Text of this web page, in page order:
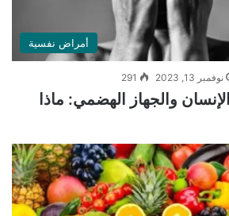
أمراض نفسية
نوفمبر 13, 2023 291
والجهاز الهضمي: ماذا